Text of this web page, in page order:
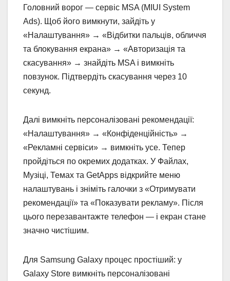
Головний ворог — сервіс MSA (MIUI System
Ads). Щоб його вимкнути, зайдіть у
«Налаштування» → «Відбитки пальців, обличчя
та блокування екрана» → «Авторизація та
скасування» → знайдіть MSA і вимкніть
повзунок. Підтвердіть скасування через 10
секунд.
Далі вимкніть персоналізовані рекомендації:
«Налаштування» → «Конфіденційність» →
«Рекламні сервіси» → вимкніть усе. Тепер
пройдіться по окремих додатках. У Файлах,
Музіці, Темах та GetApps відкрийте меню
налаштувань і зніміть галочки з «Отримувати
рекомендації» та «Показувати рекламу». Після
цього перезавантажте телефон — і екран стане
значно чистішим.
Для Samsung Galaxy процес простіший: у
Galaxy Store вимкніть персоналізовані